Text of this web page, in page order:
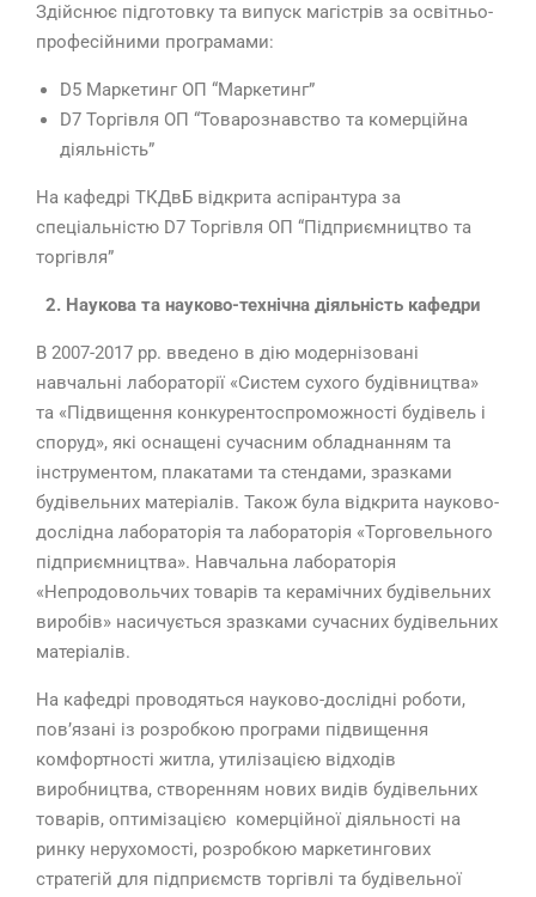
Здійснює підготовку та випуск магістрів за освітньо-
професійними програмами:
D5 Маркетинг ОП “Маркетинг”
D7 Торгівля ОП “Товарознавство та комерційна
діяльність”
На кафедрі ТКДвБ відкрита аспірантура за
спеціальністю D7 Торгівля ОП “Підприємництво та
торгівля”
2. Наукова та науково-технічна діяльність кафедри
В 2007-2017 рр. введено в дію модернізовані
навчальні лабораторії «Систем сухого будівництва»
та «Підвищення конкурентоспроможності будівель і
споруд», які оснащені сучасним обладнанням та
інструментом, плакатами та стендами, зразками
будівельних матеріалів. Також була відкрита науково-
дослідна лабораторія та лабораторія «Торговельного
підприємництва». Навчальна лабораторія
«Непродовольчих товарів та керамічних будівельних
виробів» насичується зразками сучасних будівельних
матеріалів.
На кафедрі проводяться науково-дослідні роботи,
пов’язані із розробкою програми підвищення
комфортності житла, утилізацією відходів
виробництва, створенням нових видів будівельних
товарів, оптимізацією комерційної діяльності на
ринку нерухомості, розробкою маркетингових
стратегій для підприємств торгівлі та будівельної